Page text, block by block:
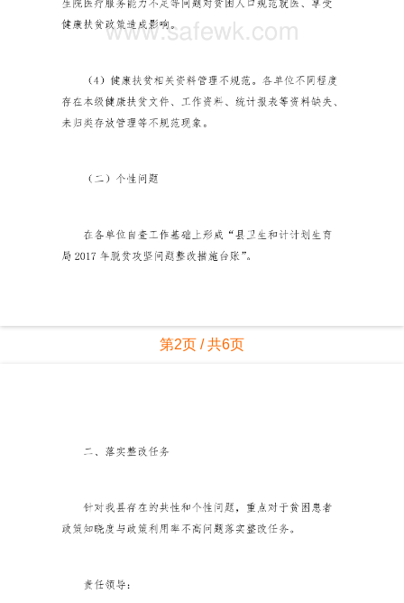
第2页 / 共6页